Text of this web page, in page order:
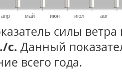
апр май июн июл авг
силы ветра
с. Данный
всего года.